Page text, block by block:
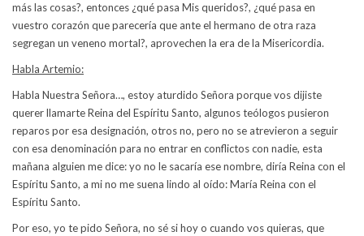
más las cosas?, entonces ¿qué pasa Mis queridos?, ¿qué pasa en
vuestro corazón que parecería que ante el hermano de otra raza
segregan un veneno mortal?, aprovechen la era de la Misericordia.
Habla Artemio:
Habla Nuestra Señora…, estoy aturdido Señora porque vos dijiste
querer llamarte Reina del Espíritu Santo, algunos teólogos pusieron
reparos por esa designación, otros no, pero no se atrevieron a seguir
con esa denominación para no entrar en conflictos con nadie, esta
mañana alguien me dice: yo no le sacaría ese nombre, diría Reina con el
Espíritu Santo, a mi no me suena lindo al oído: María Reina con el
Espíritu Santo.
Por eso, yo te pido Señora, no sé si hoy o cuando vos quieras, que